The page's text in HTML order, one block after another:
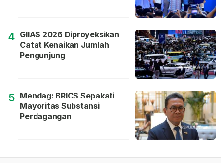
4 GIIAS 2026 Diproyeksikan
Catat Kenaikan Jumlah
Pengunjung
5 Mendag: BRICS Sepakati
Mayoritas Substansi
Perdagangan